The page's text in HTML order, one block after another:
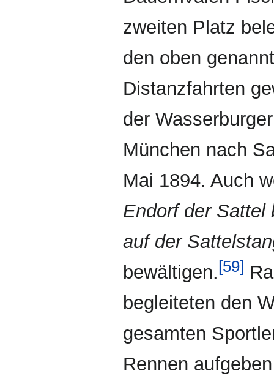
zweiten Platz
den oben
Distanzfahrten
der
München nach
Mai 1894. Auch
Endorf der Sattel
auf der
bewältigen.[59]
begleiteten den
gesamten
Rennen